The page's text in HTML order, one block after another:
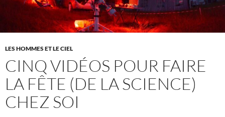
LES HOMMES ET LE CIEL
CINQ VIDÉOS POUR FAIRE
LA FÊTE (DE LA SCIENCE)
CHEZ SOI